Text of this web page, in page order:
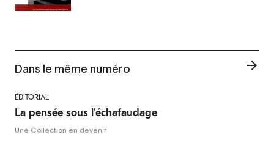
Dans le même numéro
ÉDITORIAL
La pensée sous l'échafaudage
Une Collection en devenir